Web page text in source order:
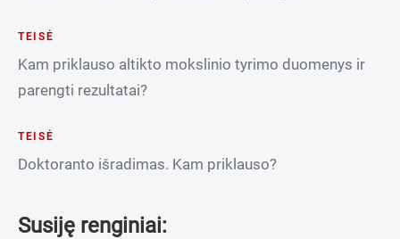
TEISĖ
Kam priklauso altikto mokslinio tyrimo duomenys ir
parengti rezultatai?
TEISĖ
Doktoranto išradimas. Kam priklauso?
Susiję renginiai: